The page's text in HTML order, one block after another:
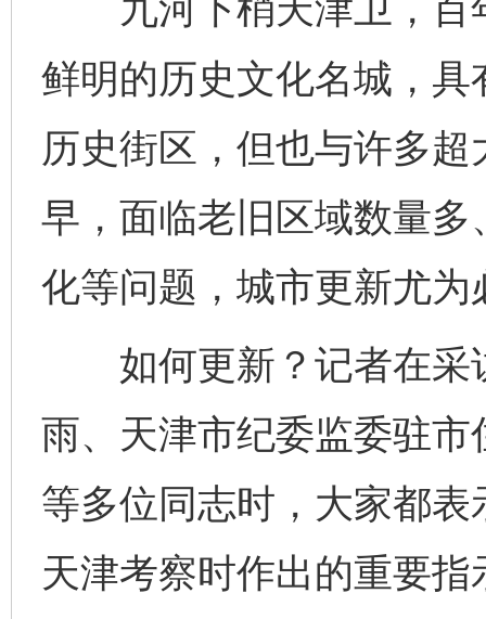
九河下梢天津卫，百
鲜明的历史文化名城，
历史街区，但也与许多
早，面临老旧区域数量
化等问题，城市更新尤为
如何更新？记者在采
雨、天津市纪委监委驻
等多位同志时，大家都
天津考察时作出的重要